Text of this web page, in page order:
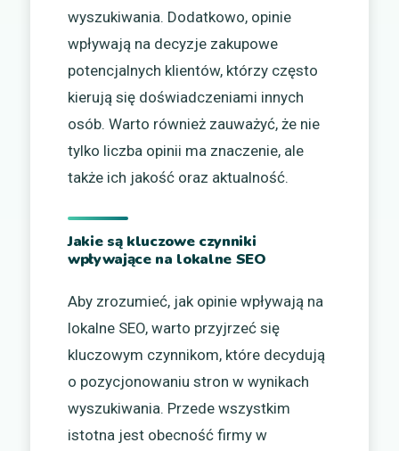
wyszukiwania. Dodatkowo, opinie
wpływają na decyzje zakupowe
potencjalnych klientów, którzy często
kierują się doświadczeniami innych
osób. Warto również zauważyć, że nie
tylko liczba opinii ma znaczenie, ale
także ich jakość oraz aktualność.
Jakie są kluczowe czynniki
wpływające na lokalne SEO
Aby zrozumieć, jak opinie wpływają na
lokalne SEO, warto przyjrzeć się
kluczowym czynnikom, które decydują
o pozycjonowaniu stron w wynikach
wyszukiwania. Przede wszystkim
istotna jest obecność firmy w